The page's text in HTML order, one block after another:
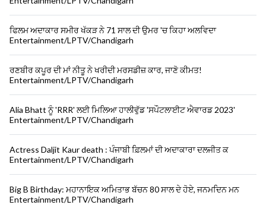
ਫਿਲਮ ਅਦਾਕਾਰ ਸਮੀਰ ਖੱਕੜ ਨੇ 71 ਸਾਲ ਦੀ ਉਮਰ 'ਚ ਕਿਹਾ ਅਲਵਿਦਾ
Entertainment/LPTV/Chandigarh
ਰਣਬੀਰ ਕਪੂਰ ਦੀ ਮਾਂ ਨੀਤੂ ਨੇ ਖਰੀਦੀ ਮਰਸਡੀਜ਼ ਕਾਰ, ਜਾਣੋ ਕੀਮਤ!
Entertainment/LPTV/Chandigarh
Alia Bhatt ਨੂੰ 'RRR' ਲਈ ਮਿਲਿਆ ਹਾਲੀਵੁੱਡ 'ਸਪੌਟਲਾਈਟ ਐਵਾਰਡ 2023'
Entertainment/LPTV/Chandigarh
Actress Daljit Kaur death : ਪੰਜਾਬੀ ਫ਼ਿਲਮਾਂ ਦੀ ਅਦਾਕਾਰਾ ਦਲਜੀਤ ਕ
Entertainment/LPTV/Chandigarh
Big B Birthday: ਮਹਾਨਾਇਕ ਅਮਿਤਾਭ ਬੱਚਨ 80 ਸਾਲ ਦੇ ਹੋਏ, ਜਨਮਦਿਨ ਮਨ
Entertainment/LPTV/Chandigarh